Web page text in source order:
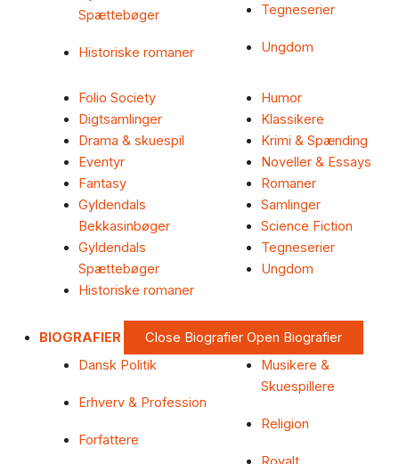
Spættebøger
Historiske romaner
Tegneserier
Ungdom
Folio Society
Digtsamlinger
Drama & skuespil
Eventyr
Fantasy
Gyldendals
Bekkasinbøger
Gyldendals
Spættebøger
Historiske romaner
Humor
Klassikere
Krimi & Spænding
Noveller & Essays
Romaner
Samlinger
Science Fiction
Tegneserier
Ungdom
BIOGRAFIER Close Biografier Open Biografier
Dansk Politik
Erhverv & Profession
Forfattere
Musikere &
Skuespillere
Religion